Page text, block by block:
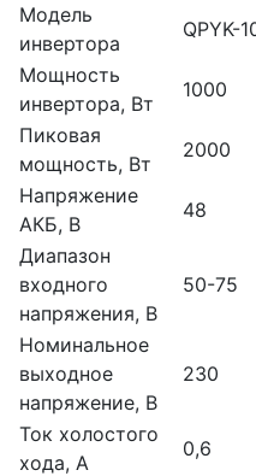
Модель
инвертора
QPYK-
Мощность
инвертора, Вт
1000
Пиковая
мощность, Вт
2000
Напряжение
АКБ, В
48
Диапазон
входного
напряжения, В
50-75
Номинальное
выходное
напряжение, В
230
Ток холостого
хода, А
0,6